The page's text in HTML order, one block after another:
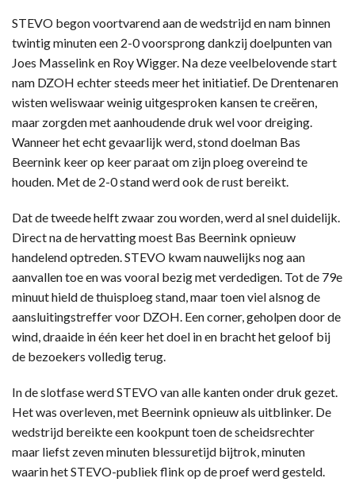
STEVO begon voortvarend aan de wedstrijd en nam binnen
twintig minuten een 2-0 voorsprong dankzij doelpunten van
Joes Masselink en Roy Wigger. Na deze veelbelovende start
nam DZOH echter steeds meer het initiatief. De Drentenaren
wisten weliswaar weinig uitgesproken kansen te creëren,
maar zorgden met aanhoudende druk wel voor dreiging.
Wanneer het echt gevaarlijk werd, stond doelman Bas
Beernink keer op keer paraat om zijn ploeg overeind te
houden. Met de 2-0 stand werd ook de rust bereikt.
Dat de tweede helft zwaar zou worden, werd al snel duidelijk.
Direct na de hervatting moest Bas Beernink opnieuw
handelend optreden. STEVO kwam nauwelijks nog aan
aanvallen toe en was vooral bezig met verdedigen. Tot de 79e
minuut hield de thuisploeg stand, maar toen viel alsnog de
aansluitingstreffer voor DZOH. Een corner, geholpen door de
wind, draaide in één keer het doel in en bracht het geloof bij
de bezoekers volledig terug.
In de slotfase werd STEVO van alle kanten onder druk gezet.
Het was overleven, met Beernink opnieuw als uitblinker. De
wedstrijd bereikte een kookpunt toen de scheidsrechter
maar liefst zeven minuten blessuretijd bijtrok, minuten
waarin het STEVO-publiek flink op de proef werd gesteld.